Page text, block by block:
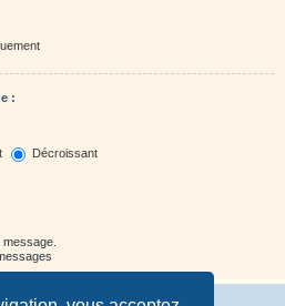
:
Décroissant
message.